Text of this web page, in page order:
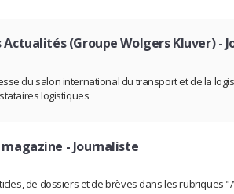
(Groupe Wolgers Kluver)-
du salon international du transport et de la
logistiques
- Journaliste
de dossiers et de brèves dans les rubriques